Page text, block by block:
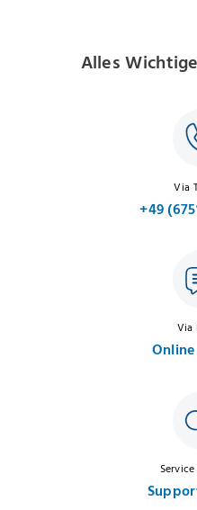
Alles
Via
+49
Via